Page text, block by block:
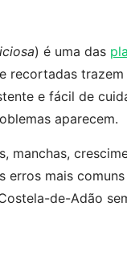
) é uma das
recortadas
e fácil de
aparecem.
manchas,
mais
de-Adão